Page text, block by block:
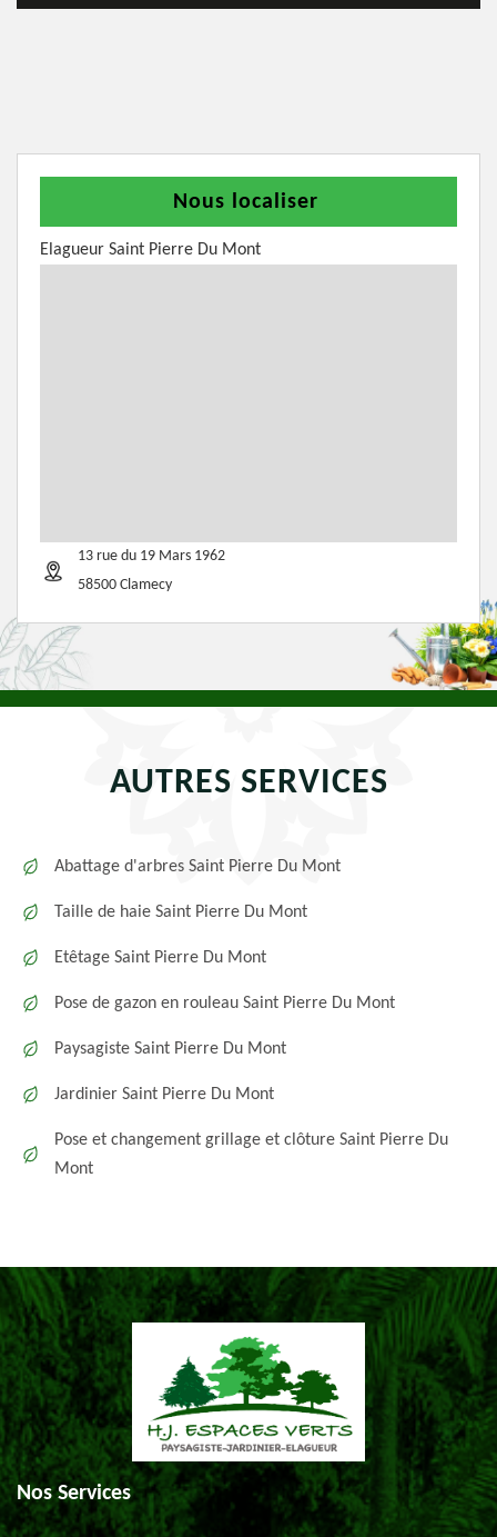
Nous localiser
Elagueur Saint Pierre Du Mont
13 rue du 19 Mars 1962
58500 Clamecy
AUTRES SERVICES
Abattage d'arbres Saint Pierre Du Mont
Taille de haie Saint Pierre Du Mont
Etêtage Saint Pierre Du Mont
Pose de gazon en rouleau Saint Pierre Du Mont
Paysagiste Saint Pierre Du Mont
Jardinier Saint Pierre Du Mont
Pose et changement grillage et clôture Saint Pierre Du
Mont
Nos Services